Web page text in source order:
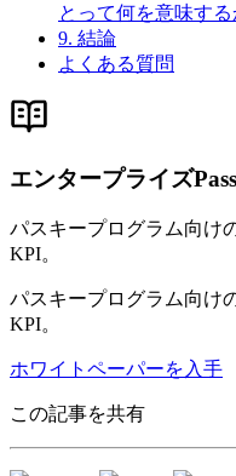
とって何を意味する
9. 結論
よくある質問
エンタープライズ
パスキープログラム向け
KPI。
パスキープログラム向け
KPI。
ホワイトペーパーを入手
この記事を共有